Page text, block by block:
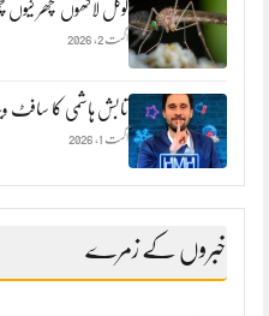
گوگل لاکھوں مچھر
اگست 2, 2026
تابش ہاشمی کا سافٹ
اگست 1, 2026
خبروں کے زمرے